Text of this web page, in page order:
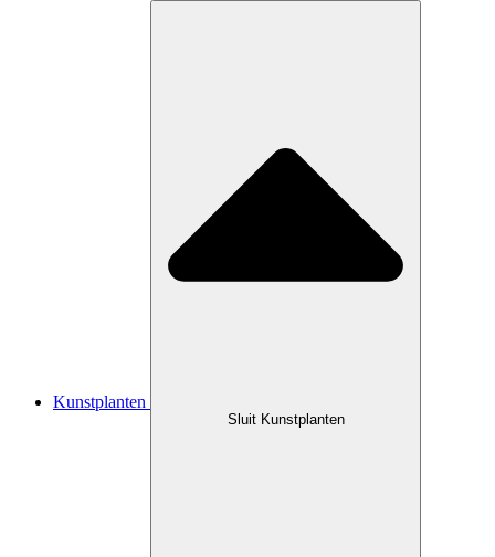
Kunstplanten
Sluit Kunstplanten